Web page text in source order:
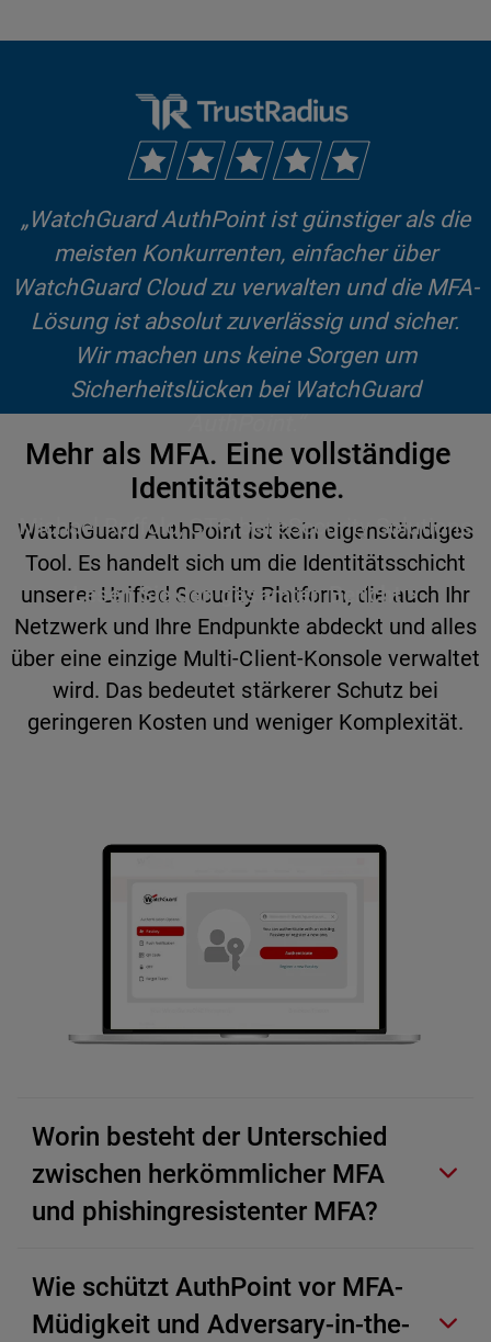
„WatchGuard AuthPoint ist günstiger als die
meisten Konkurrenten, einfacher über
WatchGuard Cloud zu verwalten und die MFA-
Lösung ist absolut zuverlässig und sicher.
Wir machen uns keine Sorgen um
Sicherheitslücken bei WatchGuard
Michael Ruffolo, CTO bei eSecurity Solutions
Lesen Sie den gesamten Bericht >
Mehr als MFA. Eine vollständige
Identitätsebene.
WatchGuard AuthPoint ist kein eigenständiges
Tool. Es handelt sich um die Identitätsschicht
unserer Unified Security Platform, die auch Ihr
Netzwerk und Ihre Endpunkte abdeckt und alles
über eine einzige Multi-Client-Konsole verwaltet
wird. Das bedeutet stärkerer Schutz bei
geringeren Kosten und weniger Komplexität.
Worin besteht der Unterschied
zwischen herkömmlicher MFA
und phishingresistenter MFA?
Wie schützt AuthPoint vor MFA-
Müdigkeit und Adversary-in-the-